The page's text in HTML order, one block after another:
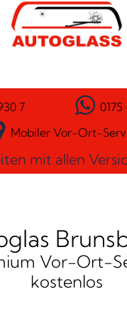
7
Mobiler Vor-Ort-
mit allen
Vor-Ort-
kostenlos